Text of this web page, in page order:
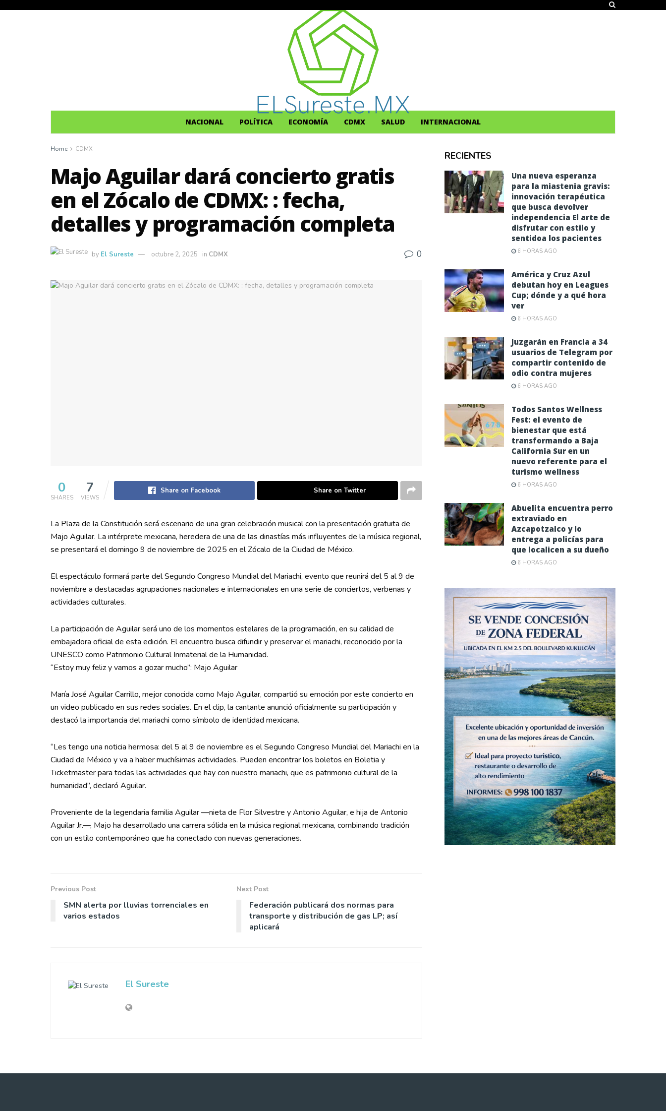
NACIONAL POLÍTICA ECONOMÍA CDMX SALUD INTERNACIONAL
Home CDMX
Majo Aguilar dará concierto gratis
en el Zócalo de CDMX: : fecha,
detalles y programación completa
by El Sureste octubre 2, 2025 in CDMX 0
0
SHARES
7
VIEWS
Share on Facebook Share on Twitter
La Plaza de la Constitución será escenario de una gran celebración musical con la presentación gratuita de
Majo Aguilar. La intérprete mexicana, heredera de una de las dinastías más influyentes de la música regional,
se presentará el domingo 9 de noviembre de 2025 en el Zócalo de la Ciudad de México.
El espectáculo formará parte del Segundo Congreso Mundial del Mariachi, evento que reunirá del 5 al 9 de
noviembre a destacadas agrupaciones nacionales e internacionales en una serie de conciertos, verbenas y
actividades culturales.
La participación de Aguilar será uno de los momentos estelares de la programación, en su calidad de
embajadora oficial de esta edición. El encuentro busca difundir y preservar el mariachi, reconocido por la
UNESCO como Patrimonio Cultural Inmaterial de la Humanidad.
“Estoy muy feliz y vamos a gozar mucho”: Majo Aguilar
María José Aguilar Carrillo, mejor conocida como Majo Aguilar, compartió su emoción por este concierto en
un video publicado en sus redes sociales. En el clip, la cantante anunció oficialmente su participación y
destacó la importancia del mariachi como símbolo de identidad mexicana.
“Les tengo una noticia hermosa: del 5 al 9 de noviembre es el Segundo Congreso Mundial del Mariachi en la
Ciudad de México y va a haber muchísimas actividades. Pueden encontrar los boletos en Boletia y
Ticketmaster para todas las actividades que hay con nuestro mariachi, que es patrimonio cultural de la
humanidad”, declaró Aguilar.
Proveniente de la legendaria familia Aguilar —nieta de Flor Silvestre y Antonio Aguilar, e hija de Antonio
Aguilar Jr.—, Majo ha desarrollado una carrera sólida en la música regional mexicana, combinando tradición
con un estilo contemporáneo que ha conectado con nuevas generaciones.
Previous Post
SMN alerta por lluvias torrenciales en
varios estados
Next Post
Federación publicará dos normas para
transporte y distribución de gas LP; así
aplicará
El Sureste
RECIENTES
Una nueva esperanza
para la miastenia gravis:
innovación terapéutica
que busca devolver
independencia El arte de
disfrutar con estilo y
sentidoa los pacientes
6 HORAS AGO
América y Cruz Azul
debutan hoy en Leagues
Cup; dónde y a qué hora
ver
6 HORAS AGO
Juzgarán en Francia a 34
usuarios de Telegram por
compartir contenido de
odio contra mujeres
6 HORAS AGO
Todos Santos Wellness
Fest: el evento de
bienestar que está
transformando a Baja
California Sur en un
nuevo referente para el
turismo wellness
6 HORAS AGO
Abuelita encuentra perro
extraviado en
Azcapotzalco y lo
entrega a policías para
que localicen a su dueño
6 HORAS AGO